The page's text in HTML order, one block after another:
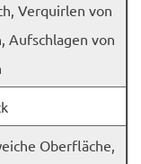
Verquirlen von
Aufschlagen von
Oberfläche,